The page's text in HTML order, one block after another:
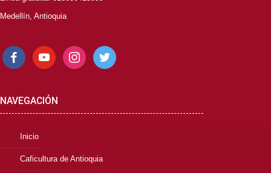
Medellín, Antioquia
facebookyoutube instagramtwitter
NAVEGACIÓN
Inicio
Caficultura de Antioquia